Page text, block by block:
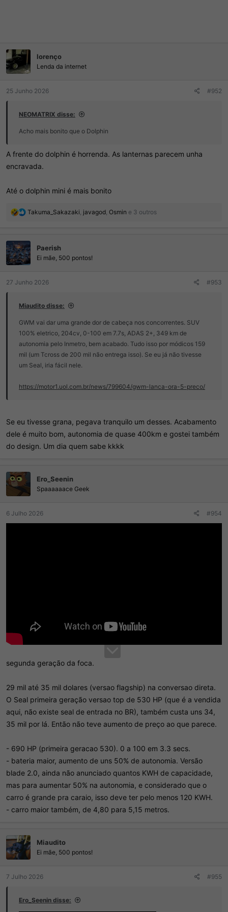
lorenço
Lenda da internet
25 Junho 2026 #952
NEOMATRIX disse:
Acho mais bonito que o Dolphin
A frente do dolphin é horrenda. As lanternas parecem unha
encravada.
Até o dolphin mini é mais bonito
R
ç
õ
e
s
Takuma_Sakazaki, javagod, Osmin e 3 outros
Paerish
Ei mãe, 500 pontos!
27 Junho 2026 #953
Miaudito disse:
GWM vai dar uma grande dor de cabeça nos concorrentes. SUV
100% eletrico, 204cv, 0-100 em 7.7s, ADAS 2+, 349 km de
autonomia pelo Inmetro, bem acabado. Tudo isso por módicos 159
mil (um Tcross de 200 mil não entrega isso). Se eu já não tivesse
um Seal, iria fácil nele.
https://motor1.uol.com.br/news/799604/gwm-lanca-ora-5-preco/
Se eu tivesse grana, pegava tranquilo um desses. Acabamento
dele é muito bom, autonomia de quase 400km e gostei também
do design. Um dia quem sabe kkkk
Ero_Seenin
Spaaaaaace Geek
6 Julho 2026 #954
segunda geração da foca.
29 mil até 35 mil dolares (versao flagship) na conversao direta.
O Seal primeira geração versao top de 530 HP (que é a vendida
aqui, não existe seal de entrada no BR), também custa uns 34,
35 mil por lá. Então não teve aumento de preço ao que parece.
- 690 HP (primeira geracao 530). 0 a 100 em 3.3 secs.
- bateria maior, aumento de uns 50% de autonomia. Versão
blade 2.0, ainda não anunciado quantos KWH de capacidade,
mas para aumentar 50% na autonomia, e considerado que o
carro é grande pra caraio, isso deve ter pelo menos 120 KWH.
- carro maior também, de 4,80 para 5,15 metros.
Miaudito
Ei mãe, 500 pontos!
7 Julho 2026 #955
Ero_Seenin disse: